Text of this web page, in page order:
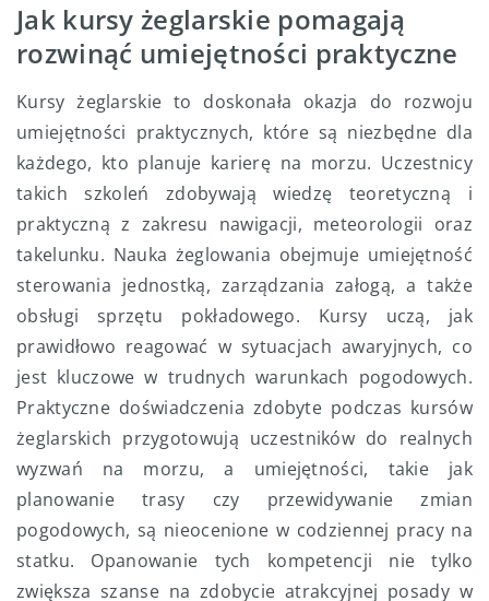
Jak kursy żeglarskie pomagają
rozwinąć umiejętności praktyczne
Kursy żeglarskie to doskonała okazja do rozwoju
umiejętności praktycznych, które są niezbędne dla
każdego, kto planuje karierę na morzu. Uczestnicy
takich szkoleń zdobywają wiedzę teoretyczną i
praktyczną z zakresu nawigacji, meteorologii oraz
takelunku. Nauka żeglowania obejmuje umiejętność
sterowania jednostką, zarządzania załogą, a także
obsługi sprzętu pokładowego. Kursy uczą, jak
prawidłowo reagować w sytuacjach awaryjnych, co
jest kluczowe w trudnych warunkach pogodowych.
Praktyczne doświadczenia zdobyte podczas kursów
żeglarskich przygotowują uczestników do realnych
wyzwań na morzu, a umiejętności, takie jak
planowanie trasy czy przewidywanie zmian
pogodowych, są nieocenione w codziennej pracy na
statku. Opanowanie tych kompetencji nie tylko
zwiększa szanse na zdobycie atrakcyjnej posady w